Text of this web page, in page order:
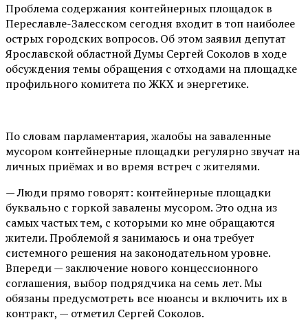
Проблема содержания контейнерных площадок в
Переславле-Залесском сегодня входит в топ наиболее
острых городских вопросов. Об этом заявил депутат
Ярославской областной Думы Сергей Соколов в ходе
обсуждения темы обращения с отходами на площадке
профильного комитета по ЖКХ и энергетике.
По словам парламентария, жалобы на заваленные
мусором контейнерные площадки регулярно звучат на
личных приёмах и во время встреч с жителями.
— Люди прямо говорят: контейнерные площадки
буквально с горкой завалены мусором. Это одна из
самых частых тем, с которыми ко мне обращаются
жители. Проблемой я занимаюсь и она требует
системного решения на законодательном уровне.
Впереди — заключение нового концессионного
соглашения, выбор подрядчика на семь лет. Мы
обязаны предусмотреть все нюансы и включить их в
контракт, — отметил Сергей Соколов.